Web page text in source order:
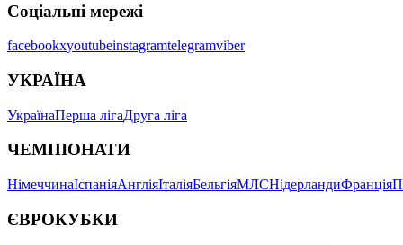
Соціальні мережі
facebookxyoutubeinstagramtelegramviber
УКРАЇНА
УкраїнаПерша лігаДруга ліга
ЧЕМПІОНАТИ
НімеччинаІспаніяАнгліяІталіяБельгіяМЛСНідерландиФранція
ЄВРОКУБКИ